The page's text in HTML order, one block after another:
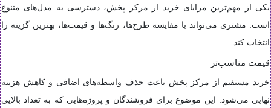
یکی از مهم‌ترین مزایای خرید از مرکز پخش، دسترسی به مدل‌های متنوع
است. مشتری می‌تواند با مقایسه طرح‌ها، رنگ‌ها و قیمت‌ها، بهترین گزینه را
انتخاب کند.
قیمت مناسب‌تر
خرید مستقیم از مرکز پخش باعث حذف واسطه‌های اضافی و کاهش هزینه
نهایی می‌شود. این موضوع برای فروشندگان و پروژه‌هایی که به تعداد بالایی